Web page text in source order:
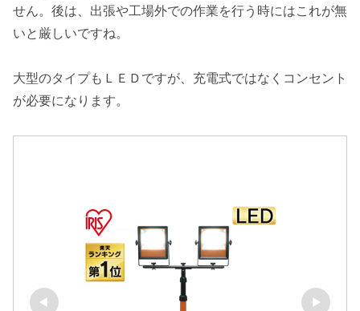
せん。後は、出張や工場外での作業を行う時にはこれが無
いと厳しいですね。
大型のタイプもＬＥＤですが、充電式ではなくコンセント
が必要になります。